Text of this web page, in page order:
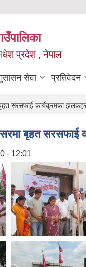
प्रदेश , नेपाल
सेवा प्रतिवेदन
सरसफाई कार्यक्रमका
बृहत सरसफाई
- 12:01